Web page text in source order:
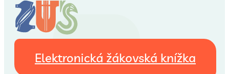
Elektronická žákovská knížka